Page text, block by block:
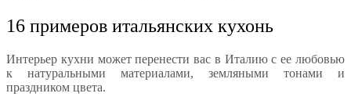
16 примеров итальянских кухонь
Интерьер кухни может перенести вас в Италию с ее любовью
к натуральными материалами, земляными тонами и
праздником цвета.